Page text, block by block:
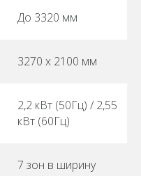
До 3320 мм
3270 х 2100 мм
2,2 кВт (50Гц) / 2,55
кВт (60Гц)
7 зон в ширину